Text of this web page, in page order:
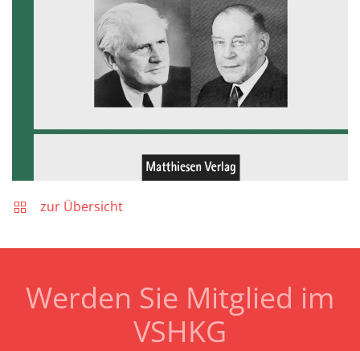
zur Übersicht
Werden Sie Mitglied im
VSHKG